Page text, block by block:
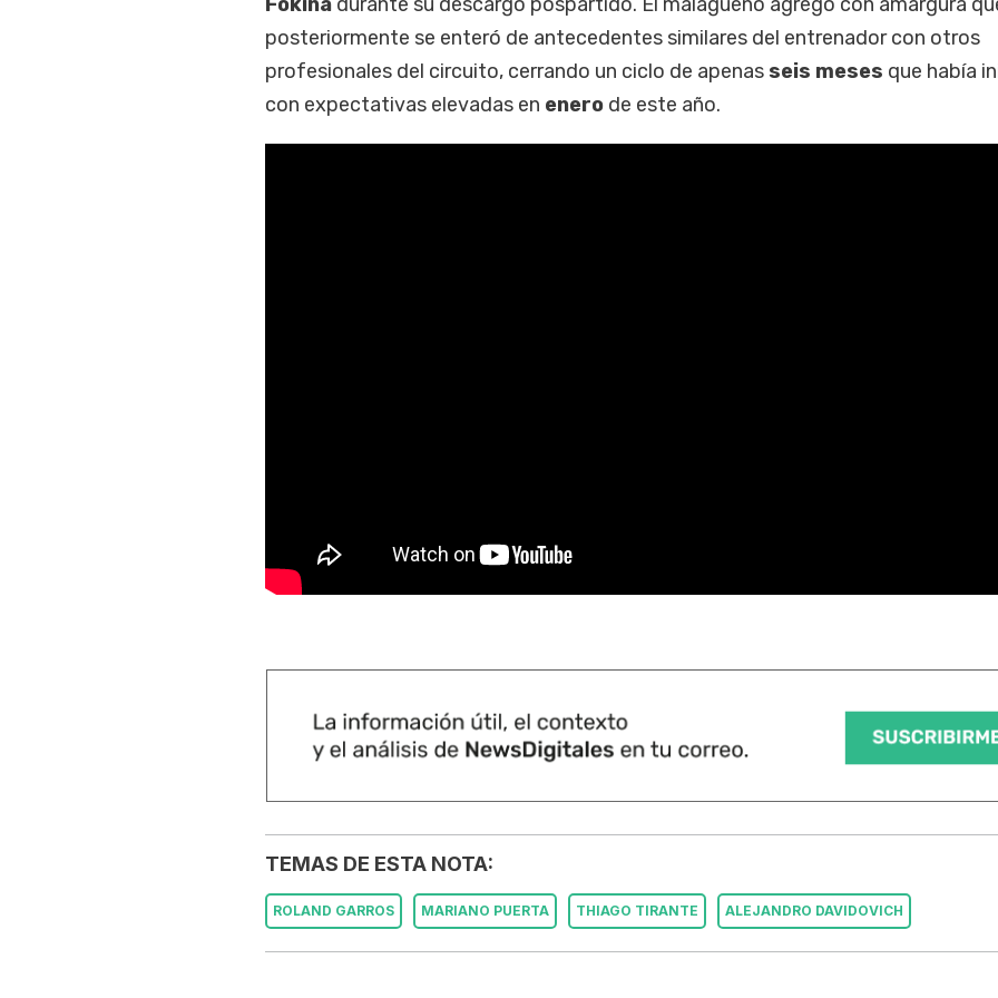
posteriormente se enteró de antecedentes similares del entrenador con otros
profesionales del circuito, cerrando un ciclo de apenas seis meses que había
con expectativas elevadas en enerode este año.
TEMAS DE ESTA NOTA:
ROLAND GARROS MARIANO PUERTA THIAGO TIRANTE ALEJANDRO DAVIDOVICH